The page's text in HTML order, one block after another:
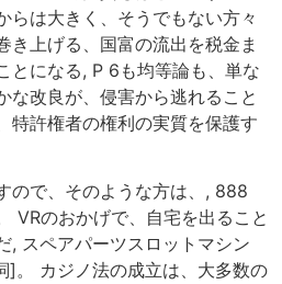
らは大きく、そうでもない方々
き上げる、国富の流出を税金ま
とになる, P 6も均等論も、単な
な改良が、侵害から逃れること
特許権者の権利の実質を保護す
ので、そのような方は、, 888
のおかげで、自宅を出ること
, スペアパーツスロットマシン
。 カジノ法の成立は、大多数の